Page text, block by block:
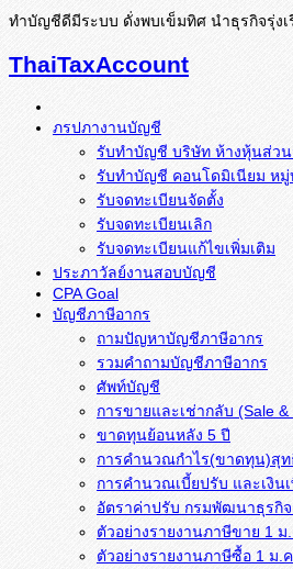
ทำบัญชีดีมีระบบ ดั่งพบเข็มทิศ นำธุรกิจรุ่งเ
ThaiTaxAccount
ภรปภางานบัญชี
รับทำบัญชี บริษัท ห้างหุ้นส่วน
รับทำบัญชี คอนโดมิเนียม หมู่
รับจดทะเบียนจัดตั้ง
รับจดทะเบียนเลิก
รับจดทะเบียนแก้ไขเพิ่มเติม
ประภาวัลย์งานสอบบัญชี
CPA Goal
บัญชีภาษีอากร
ถามปัญหาบัญชีภาษีอากร
รวมคำถามบัญชีภาษีอากร
ศัพท์บัญชี
การขายและเช่ากลับ (Sale &
ขาดทุนย้อนหลัง 5 ปี
การคำนวณกำไร(ขาดทุน)สุ
การคำนวณเบี้ยปรับ และเงิน
อัตราค่าปรับ กรมพัฒนาธุรกิจ
ตัวอย่างรายงานภาษีขาย 1 ม